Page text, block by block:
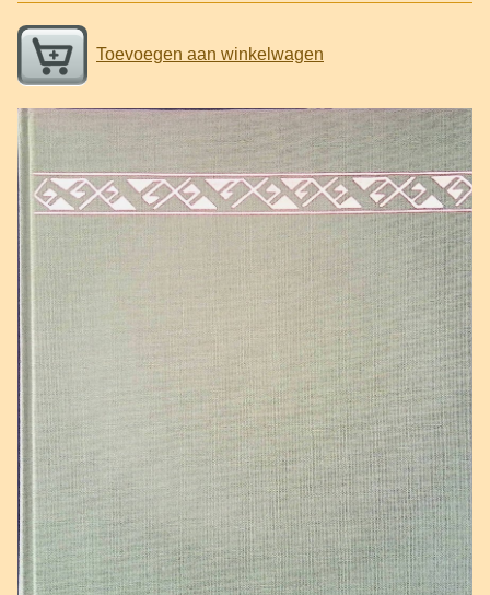
Toevoegen aan winkelwagen